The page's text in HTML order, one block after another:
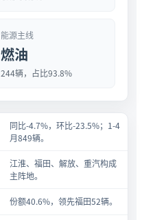
能源主线
燃油
244辆，占比93.8%
同比-4.7%，环比-23.5%；1-4
月849辆。
江淮、福田、解放、重汽构成
主阵地。
份额40.6%，领先福田52辆。